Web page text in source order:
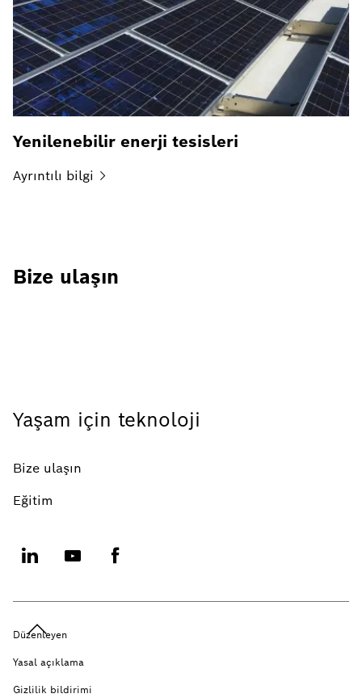
Yenilenebilir enerji tesisleri
Ayrıntılı bilgi
Bize ulaşın
Yaşam için teknoloji
Bize ulaşın
Eğitim
Düzenleyen
Yasal açıklama
Gizlilik bildirimi